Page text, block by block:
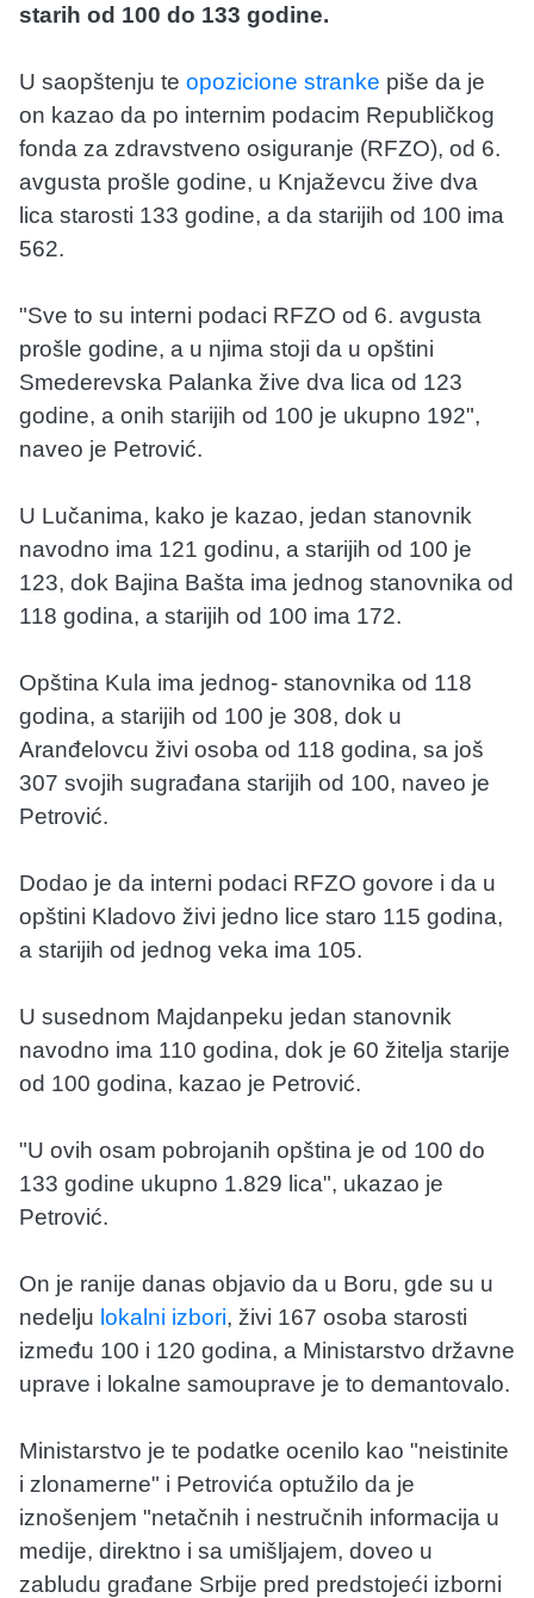
starih od 100 do 133 godine.
U saopštenju te opozicione stranke piše da je
on kazao da po internim podacim Republičkog
fonda za zdravstveno osiguranje (RFZO), od 6.
avgusta prošle godine, u Knjaževcu žive dva
lica starosti 133 godine, a da starijih od 100 ima
562.
"Sve to su interni podaci RFZO od 6. avgusta
prošle godine, a u njima stoji da u opštini
Smederevska Palanka žive dva lica od 123
godine, a onih starijih od 100 je ukupno 192",
naveo je Petrović.
U Lučanima, kako je kazao, jedan stanovnik
navodno ima 121 godinu, a starijih od 100 je
123, dok Bajina Bašta ima jednog stanovnika od
118 godina, a starijih od 100 ima 172.
Opština Kula ima jednog- stanovnika od 118
godina, a starijih od 100 je 308, dok u
Aranđelovcu živi osoba od 118 godina, sa još
307 svojih sugrađana starijih od 100, naveo je
Petrović.
Dodao je da interni podaci RFZO govore i da u
opštini Kladovo živi jedno lice staro 115 godina,
a starijih od jednog veka ima 105.
U susednom Majdanpeku jedan stanovnik
navodno ima 110 godina, dok je 60 žitelja starije
od 100 godina, kazao je Petrović.
"U ovih osam pobrojanih opština je od 100 do
133 godine ukupno 1.829 lica", ukazao je
Petrović.
On je ranije danas objavio da u Boru, gde su u
nedelju lokalni izbori, živi 167 osoba starosti
između 100 i 120 godina, a Ministarstvo državne
uprave i lokalne samouprave je to demantovalo.
Ministarstvo je te podatke ocenilo kao "neistinite
i zlonamerne" i Petrovića optužilo da je
iznošenjem "netačnih i nestručnih informacija u
medije, direktno i sa umišljajem, doveo u
zabludu građane Srbije pred predstojeći izborni